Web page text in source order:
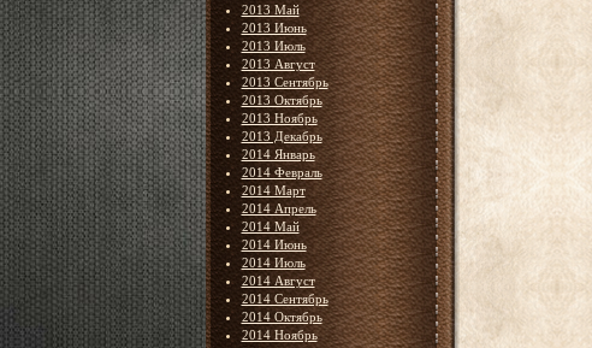
2013 Май
2013 Июнь
2013 Июль
2013 Август
2013 Сентябрь
2013 Октябрь
2013 Ноябрь
2013 Декабрь
2014 Январь
2014 Февраль
2014 Март
2014 Апрель
2014 Май
2014 Июнь
2014 Июль
2014 Август
2014 Сентябрь
2014 Октябрь
2014 Ноябрь